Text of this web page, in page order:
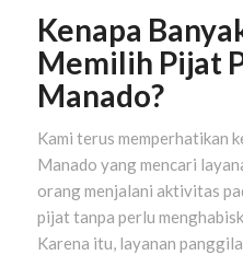
Kenapa
Memilih Pijat
Manado?
Kami terus memperhatikan
Manado yang mencari
orang menjalani aktivitas
pijat tanpa perlu
Karena itu, layanan